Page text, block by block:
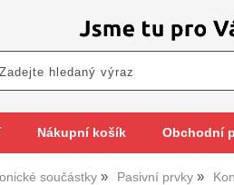
Nákupní košík Obchodní
součástky Pasivní prvky